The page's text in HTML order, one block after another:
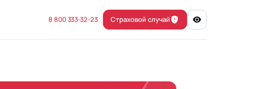
8 800 333-32-23 Страховой случай